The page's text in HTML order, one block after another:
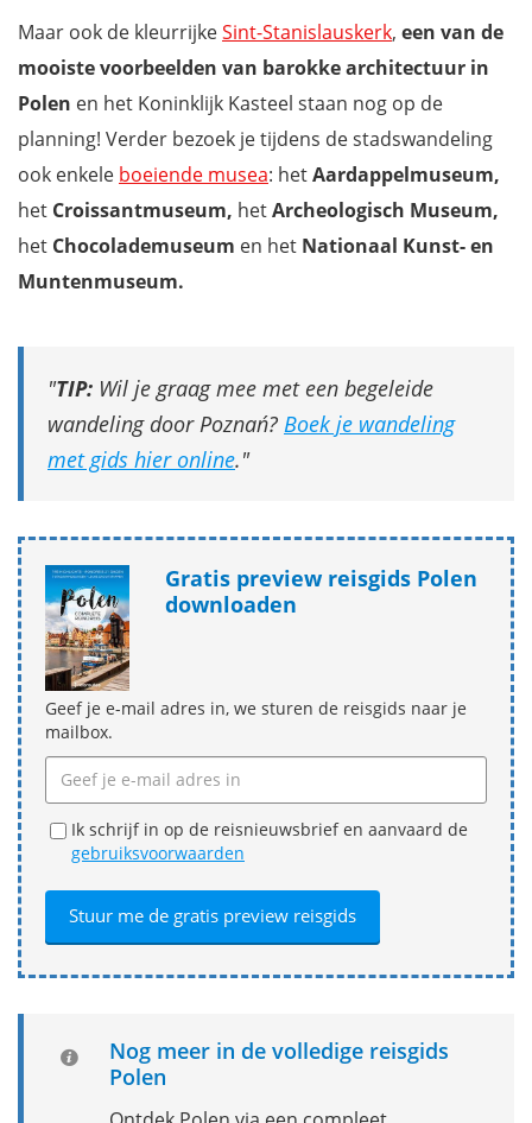
Maar ook de kleurrijkeSint-Stanislauskerk, een van de
mooiste voorbeelden van barokke architectuur in
Polen en het Koninklijk Kasteel staan nog op de
planning! Verder bezoek je tijdens de stadswandeling
ook enkele boeiende musea: hetAardappelmuseum,
het Croissantmuseum, hetArcheologisch Museum,
het Chocolademuseum en het Nationaal Kunst- en
Muntenmuseum.
TIP: Wil je graag mee met een begeleide
wandeling door Poznań? Boek je wandeling
met gids hier online.
Gratis preview reisgids Polen
downloaden
Geef je e-mail adres in, we sturen de reisgids naar je
mailbox.
Ik schrijf in op de reisnieuwsbrief en aanvaard de
gebruiksvoorwaarden
Nog meer in de volledige reisgids
Polen